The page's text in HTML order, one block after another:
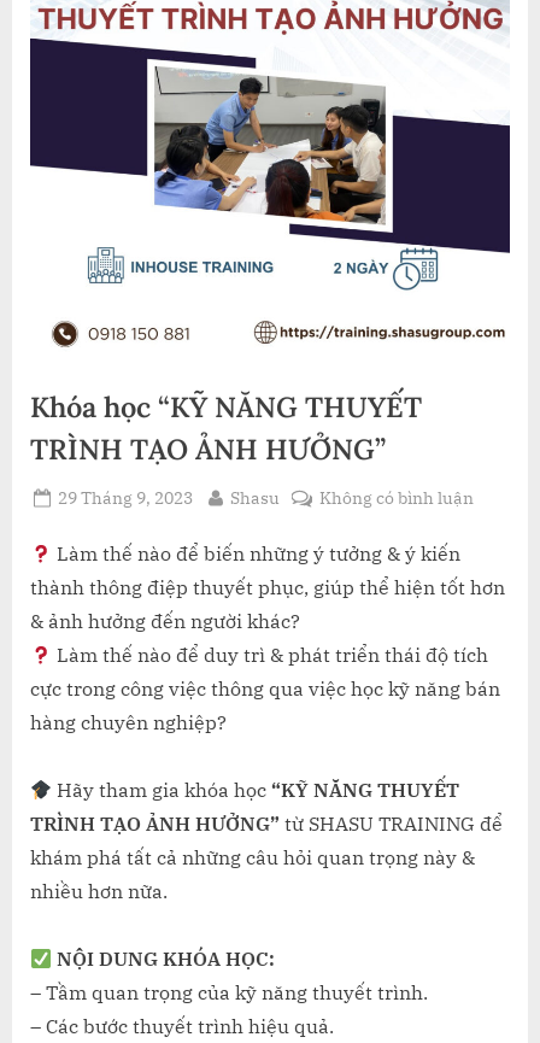
Khóa học “KỸ NĂNG THUYẾT
TRÌNH TẠO ẢNH HƯỞNG”
Posted
29 Tháng 9, 2023 By
Shasu Không có bình luậnở
“KỸ
TRÌNH
TẠO
Làm thế nào để biến những ý tưởng & ý kiến
thành thông điệp thuyết phục, giúp thể hiện tốt hơn
& ảnh hưởng đến người khác?
Làm thế nào để duy trì & phát triển thái độ tích
cực trong công việc thông qua việc học kỹ năng bán
hàng chuyên nghiệp?
Hãy tham gia khóa học “KỸ NĂNG THUYẾT
TRÌNH TẠO ẢNH HƯỞNG” từ SHASU TRAINING để
khám phá tất cả những câu hỏi quan trọng này &
nhiều hơn nữa.
NỘI DUNG KHÓA HỌC:
– Tầm quan trọng của kỹ năng thuyết trình.
– Các bước thuyết trình hiệu quả.